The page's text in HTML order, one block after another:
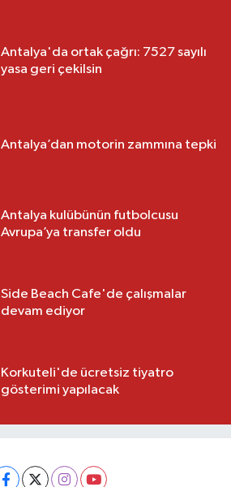
Antalya'da ortak çağrı: 7527 sayılı
yasa geri çekilsin
Antalya’dan motorin zammına tepki
Antalya kulübünün futbolcusu
Avrupa’ya transfer oldu
Side Beach Cafe'de çalışmalar
devam ediyor
Korkuteli'de ücretsiz tiyatro
gösterimi yapılacak